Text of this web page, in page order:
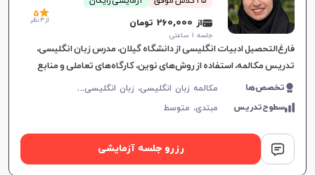
از 260,000 تومان
جلسه ۱ ساعتی
5
از 3 نظر
فارغ‌التحصیل ادبیات انگلیسی از دانشگاه گیلان، مدرس زبان انگلیسی،
تدریس مکالمه، استفاده از روش‌های نوین، کارگاه‌های تعاملی و منابع
به‌روز، ارتقاء کاربردی زبان در موقعیت‌های واقعی.
تخصص‌ها م
کالمه زبان انگلیسی، زبان انگلیسی عمومی، گرامر زبان انگلیسی، زبان انگلیسی آمریکایی، زبان انگلیسی هفتم دبیرستان، زبان انگلیسی هشتم دبیرستان، زبان انگلیسی نهم دبیرستان، زبان انگلیسی دهم دبیرستان، زبان انگلیسی یازدهم دبیرستان، زبان انگلیسی دوازدهم دبیرستان، زبان انگلیسی کودکان
سطوح‌تدریس مبتدی، متوسط
رزرو جلسه آزمایشی